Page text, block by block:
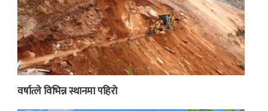
वर्षात्ले विभिन्न स्थानमा पहिरो